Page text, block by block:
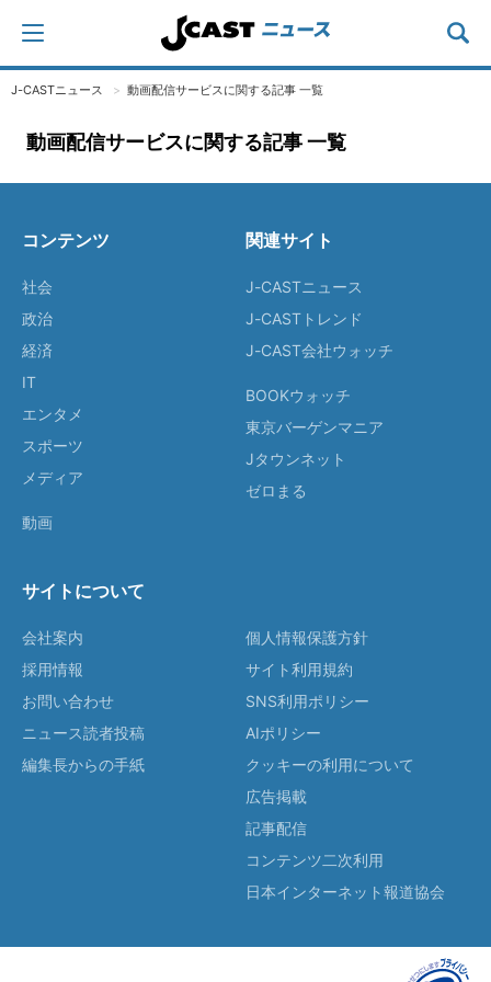
J-CASTニュース 動画配信サービスに関する記事 一覧
動画配信サービスに関する記事 一覧
コンテンツ
社会
政治
経済
IT
エンタメ
スポーツ
メディア
動画
関連サイト
J-CASTニュース
J-CASTトレンド
J-CAST会社ウォッチ
BOOKウォッチ
東京バーゲンマニア
Jタウンネット
ゼロまる
サイトについて
会社案内
採用情報
お問い合わせ
ニュース読者投稿
編集長からの手紙
個人情報保護方針
サイト利用規約
SNS利用ポリシー
AIポリシー
クッキーの利用について
広告掲載
記事配信
コンテンツ二次利用
日本インターネット報道協会